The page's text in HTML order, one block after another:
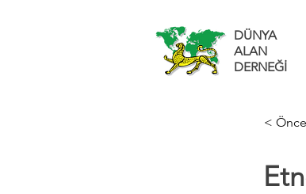
DÜNYA
ALAN
DERNEĞİ
<